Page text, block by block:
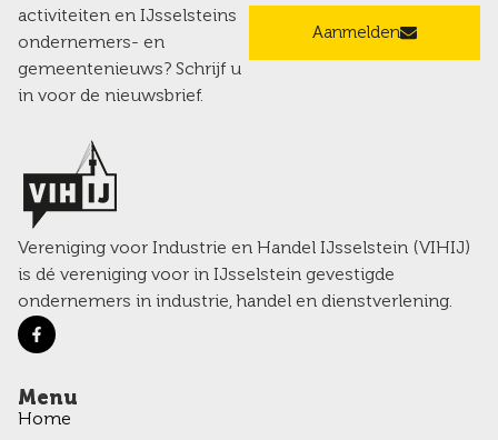
activiteiten en IJsselsteins
ondernemers- en
gemeentenieuws? Schrijf u
in voor de nieuwsbrief.
Aanmelden
Vereniging voor Industrie en Handel IJsselstein (VIHIJ)
is dé vereniging voor in IJsselstein gevestigde
ondernemers in industrie, handel en dienstverlening.
Menu
Home